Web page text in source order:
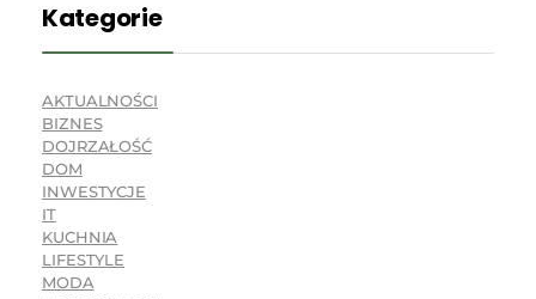
Kategorie
AKTUALNOŚCI
BIZNES
DOJRZAŁOŚĆ
DOM
INWESTYCJE
IT
KUCHNIA
LIFESTYLE
MODA